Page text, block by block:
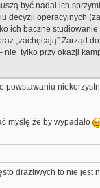
być nadal ich
decyzji operacyjnych
ich baczne
„zachęcają” Zarząd
tylko przy okazji
myślę że by wypadało
drażliwych to nie jest